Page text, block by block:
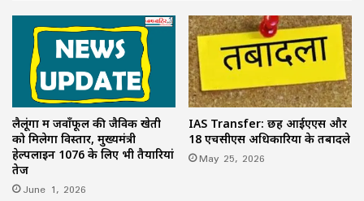
लैलूंगा में जवाँफूल की जैविक खेती
को मिलेगा विस्तार, मुख्यमंत्री
हेल्पलाइन 1076 के लिए भी तैयारियां
तेज
June 1, 2026
IAS Transfer: छह आईएएस और
18 एचसीएस अधिकारियों के तबादले
May 25, 2026